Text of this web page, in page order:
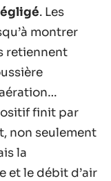
. Les
montrer
retiennent
finit par
non seulement
la
et le débit d’air